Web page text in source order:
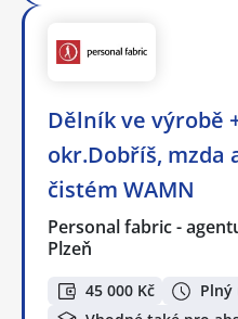
Dělník ve výrobě
okr.Dobříš, mzda
čistém WAMN
Personal fabric -
Plzeň
45 000 Kč
Plný